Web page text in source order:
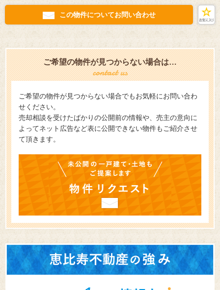
この物件についてお問い合わせ
ご希望の物件が見つからない場合は…
ご希望の物件が見つからない場合でもお気軽にお問い合わ
せください。
売却相談を受けたばかりの公開前の情報や、売主の意向に
よってネット広告など表に公開できない物件もご紹介させ
て頂きます。